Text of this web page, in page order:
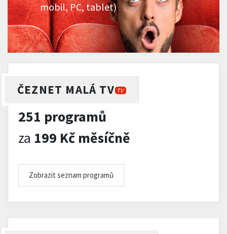
mobil, PC, tablet)
ČEZNET MALÁ TV TV
251 programů
za 199 Kč měsíčně
Zobrazit seznam programů